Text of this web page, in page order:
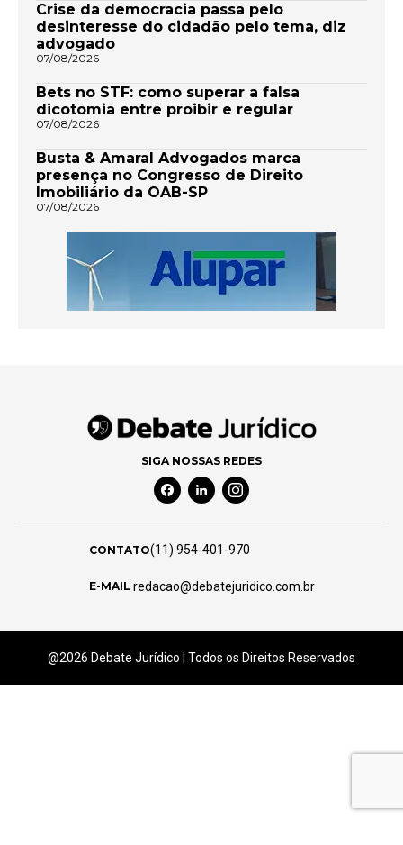
Crise da democracia passa pelo
desinteresse do cidadão pelo tema, diz
advogado
07/08/2026
Bets no STF: como superar a falsa
dicotomia entre proibir e regular
07/08/2026
Busta & Amaral Advogados marca
presença no Congresso de Direito
Imobiliário da OAB-SP
07/08/2026
SIGA NOSSAS REDES
Facebook Social Media
Linkedin Social Media
Instagram Social Media
CONTATO(11) 954-401-970
E-MAIL redacao@debatejuridico.com.br
@2026 Debate Jurídico | Todos os Direitos Reservados